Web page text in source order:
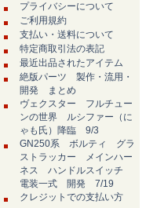
プライバシーについて
ご利用規約
支払い・送料について
特定商取引法の表記
最近出品されたアイテム
絶版パーツ 製作・流用・
開発 まとめ
ヴェクスター フルチュー
ンの世界 ルシファー（に
ゃも氏）降臨 9/3
GN250系 ボルティ グラ
ストラッカー メインハー
ネス ハンドルスイッチ
電装一式 開発 7/19
クレジットでの支払い方